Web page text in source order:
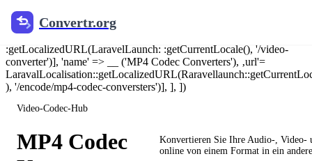
@include('components.jsonld.breadcrumb', [ 'breadcrumbs' =>
[‘Name’ => __('Home'), 'url' => canonical_url('/')], [‘name’ =>
___(Video Converter'), ‘url' = LaravelLocalization:
:getLocalizedURL(LaravelLaunch: :getCurrentLocale(), '/video-
converter')], 'name' => __ ('MP4 Codec Converters'), ‚url'=
), '/encode/mp4-codec-conversters')], ], ])
Convertr.org
Video-Codec-Hub
MP4 Codec
Konvertieren Sie Ihre Audio-, Video-
online von einem Format in ein